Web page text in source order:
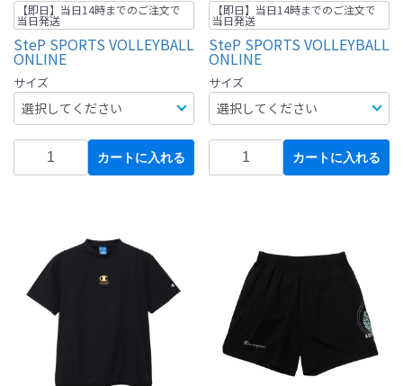
【即日】当日14時までのご注文で
当日発送
SteP SPORTS VOLLEYBALL
ONLINE
サイズ
カートに入れる
【即日】当日14時までのご注文で
当日発送
SteP SPORTS VOLLEYBALL
ONLINE
サイズ
カートに入れる